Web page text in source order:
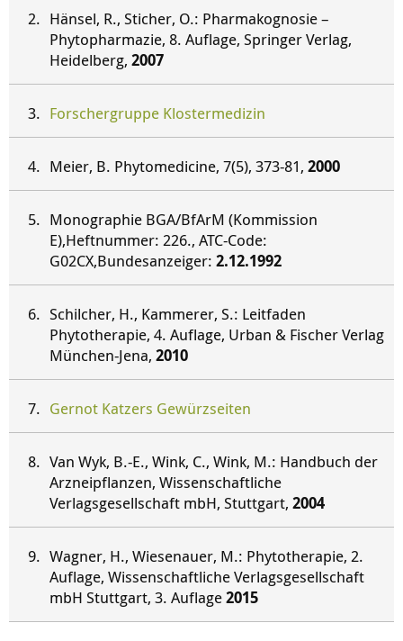
Hänsel, R., Sticher, O.: Pharmakognosie –
Phytopharmazie, 8. Auflage, Springer Verlag,
Heidelberg, 2007
Forschergruppe Klostermedizin
Meier, B. Phytomedicine, 7(5), 373-81, 2000
Monographie BGA/BfArM (Kommission
E),Heftnummer: 226., ATC-Code:
G02CX,Bundesanzeiger: 2.12.1992
Schilcher, H., Kammerer, S.: Leitfaden
Phytotherapie, 4. Auflage, Urban & Fischer Verlag
München-Jena, 2010
Gernot Katzers Gewürzseiten
Van Wyk, B.-E., Wink, C., Wink, M.: Handbuch der
Arzneipflanzen, Wissenschaftliche
Verlagsgesellschaft mbH, Stuttgart, 2004
Wagner, H., Wiesenauer, M.: Phytotherapie, 2.
Auflage, Wissenschaftliche Verlagsgesellschaft
mbH Stuttgart, 3. Auflage2015